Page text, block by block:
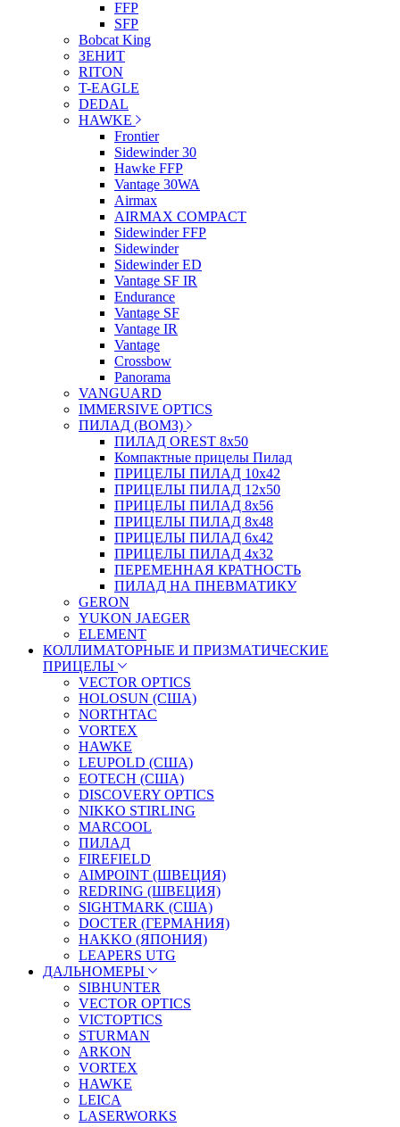
FFP
SFP
Bobcat King
ЗЕНИТ
RITON
T-EAGLE
DEDAL
HAWKE
Frontier
Sidewinder 30
Hawke FFP
Vantage 30WA
Airmax
AIRMAX COMPACT
Sidewinder FFP
Sidewinder
Sidewinder ED
Vantage SF IR
Endurance
Vantage SF
Vantage IR
Vantage
Crossbow
Panorama
VANGUARD
IMMERSIVE OPTICS
ПИЛАД (ВОМЗ)
ПИЛАД OREST 8х50
Компактные прицелы Пилад
ПРИЦЕЛЫ ПИЛАД 10х42
ПРИЦЕЛЫ ПИЛАД 12х50
ПРИЦЕЛЫ ПИЛАД 8х56
ПРИЦЕЛЫ ПИЛАД 8х48
ПРИЦЕЛЫ ПИЛАД 6х42
ПРИЦЕЛЫ ПИЛАД 4х32
ПЕРЕМЕННАЯ КРАТНОСТЬ
ПИЛАД НА ПНЕВМАТИКУ
GERON
YUKON JAEGER
ELEMENT
КОЛЛИМАТОРНЫЕ И ПРИЗМАТИЧЕСКИЕ
ПРИЦЕЛЫ
VECTOR OPTICS
HOLOSUN (США)
NORTHTAC
VORTEX
HAWKE
LEUPOLD (США)
EOTECH (США)
DISCOVERY OPTICS
NIKKO STIRLING
MARCOOL
ПИЛАД
FIREFIELD
AIMPOINT (ШВЕЦИЯ)
REDRING (ШВЕЦИЯ)
SIGHTMARK (США)
DOCTER (ГЕРМАНИЯ)
HAKKO (ЯПОНИЯ)
LEAPERS UTG
ДАЛЬНОМЕРЫ
SIBHUNTER
VECTOR OPTICS
VICTOPTICS
STURMAN
ARKON
VORTEX
HAWKE
LEICA
LASERWORKS